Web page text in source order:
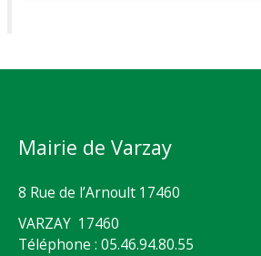
Mairie de Varzay
8 Rue de l’Arnoult 17460
VARZAY 17460
Téléphone : 05.46.94.80.55